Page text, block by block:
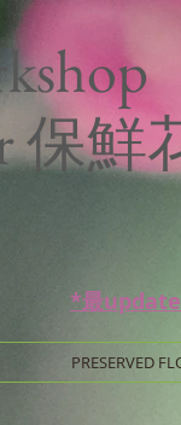
保
*最
PRESERVED